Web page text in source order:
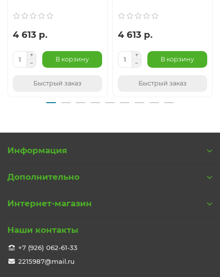
4 613 р.
В корзину
Быстрый заказ
4 613 р.
В корзину
Быстрый заказ
Информация
Дополнительно
Интернет-магазин
Наши контакты
+7 (926) 062-61-33
2215987@mail.ru